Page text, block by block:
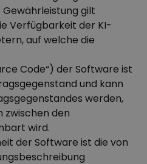
Gewährleistung gilt
Verfügbarkeit der KI-
auf welche die
Code“) der Software ist
und kann
werden,
zwischen den
wird.
der Software ist die von